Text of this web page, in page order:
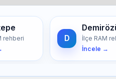
rehberi
D
İlçe RAM
İncele →